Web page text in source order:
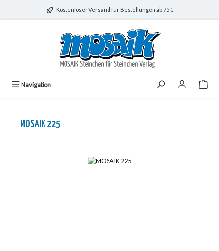
Zum Hauptinhalt springenKostenloser Versand für Bestellungen ab 75 €
Navigation
MOSAIK 225
Bildergalerie überspringen